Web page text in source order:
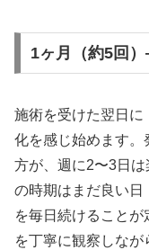
1ヶ月（約5回
施術を受けた翌日に
化を感じ始めます。
方が、週に2〜3日
の時期はまだ良い日
を毎日続けること
を丁寧に観察しなが